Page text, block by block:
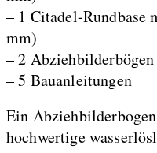
– 1 Citadel-Rundbase
mm)
– 2
– 5 Bauanleitungen
Ein
hochwertige